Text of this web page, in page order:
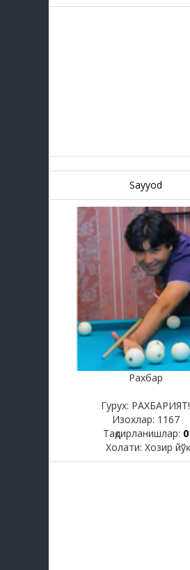
Sayyod
Рахбар
Гурух: РАХБАРИЯТ!
Изохлар: 1167
Тақдирланишлар: 0
Холати: Хозир йўқ